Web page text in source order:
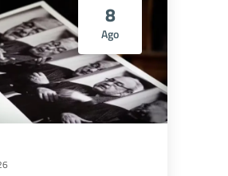
8
Ago